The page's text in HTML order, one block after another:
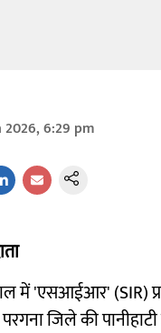
2026, 6:29 pm
में 'एसआईआर' (SIR)
जिले की